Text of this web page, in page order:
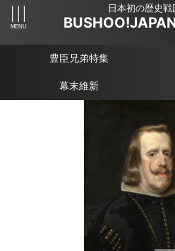
日本初の歴史
豊臣兄弟特集
幕末維新